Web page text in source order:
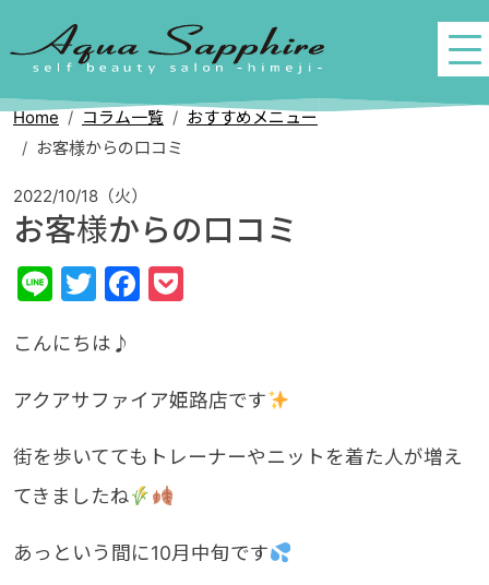
Home コラム一覧
おすすめメニュー
お客様からの口コミ
2022/10/18（火）
お客様からの口コミ
LineTwitterFacebook
こんにちは♪
アクアサファイア姫路店です
街を歩いててもトレーナーやニットを着た人が増え
てきましたね
あっという間に10月中旬です